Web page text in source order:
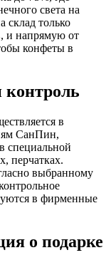
света на
склад только
и напрямую от
конфеты в
контроль
в
СанПин,
специальной
перчатках.
выбранному
в фирменные
о подарке